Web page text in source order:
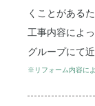
くことがある
工事内容によ
グループにて
※リフォーム内容に